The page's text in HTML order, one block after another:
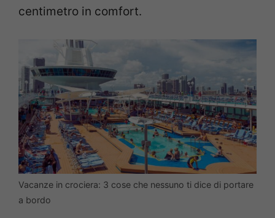
centimetro in comfort.
Vacanze in crociera: 3 cose che nessuno ti dice di portare
a bordo